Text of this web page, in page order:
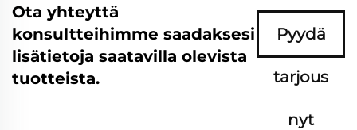
Ota yhteyttä
konsultteihimme saadaksesi
lisätietoja saatavilla olevista
tuotteista.
Pyydä
tarjous
nyt